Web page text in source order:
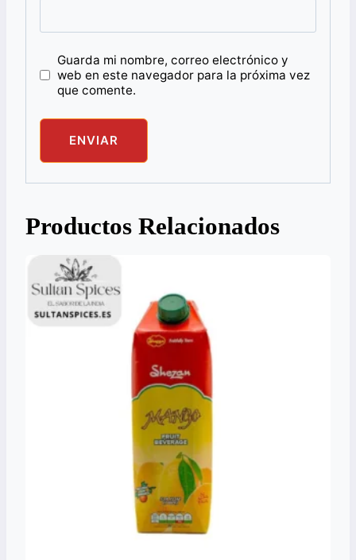
Guarda mi nombre, correo electrónico y
web en este navegador para la próxima vez
que comente.
Productos Relacionados